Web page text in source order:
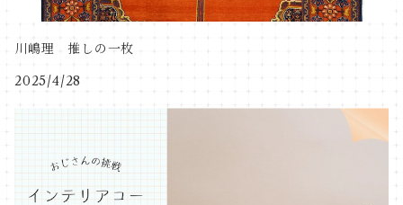
シンプル
ゴルダニ（花瓶）
川嶋理 推しの一枚
2025/4/28